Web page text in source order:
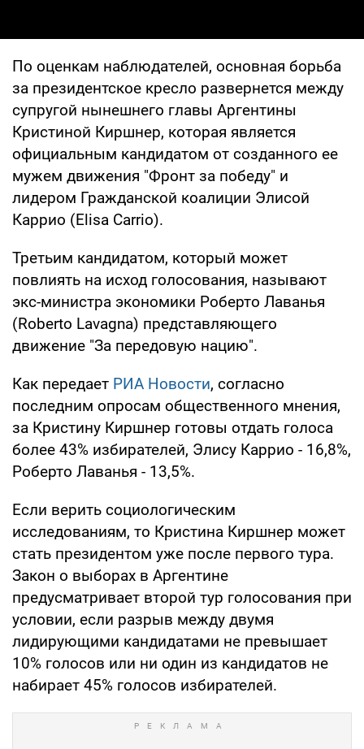
По оценкам наблюдателей, основная борьба
за президентское кресло развернется между
супругой нынешнего главы Аргентины
Кристиной Киршнер, которая является
официальным кандидатом от созданного ее
мужем движения "Фронт за победу" и
лидером Гражданской коалиции Элисой
Каррио (Elisa Carrio).
Третьим кандидатом, который может
повлиять на исход голосования, называют
экс-министра экономики Роберто Лаванья
(Roberto Lavagna) представляющего
движение "За передовую нацию".
Как передает РИА Новости, согласно
последним опросам общественного мнения,
за Кристину Киршнер готовы отдать голоса
более 43% избирателей, Элису Каррио - 16,8%,
Роберто Лаванья - 13,5%.
Если верить социологическим
исследованиям, то Кристина Киршнер может
стать президентом уже после первого тура.
Закон о выборах в Аргентине
предусматривает второй тур голосования при
условии, если разрыв между двумя
лидирующими кандидатами не превышает
10% голосов или ни один из кандидатов не
набирает 45% голосов избирателей.